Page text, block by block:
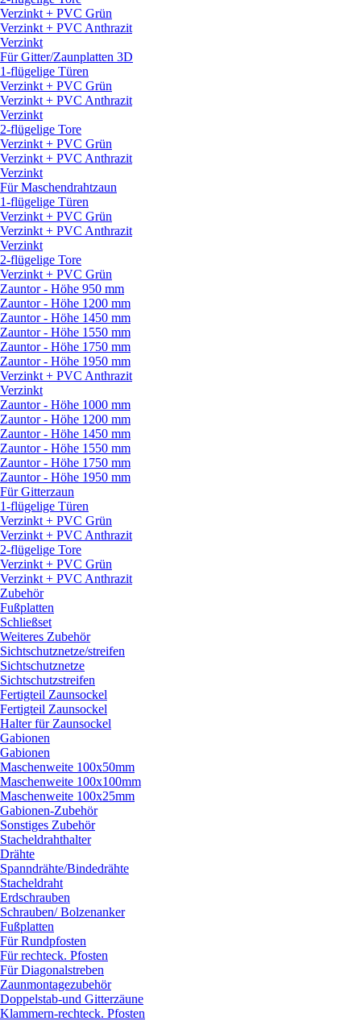
Verzinkt + PVC Grün
Verzinkt + PVC Anthrazit
Verzinkt
Für Gitter/Zaunplatten 3D
1-flügelige Türen
Verzinkt + PVC Grün
Verzinkt + PVC Anthrazit
Verzinkt
2-flügelige Tore
Verzinkt + PVC Grün
Verzinkt + PVC Anthrazit
Verzinkt
Für Maschendrahtzaun
1-flügelige Türen
Verzinkt + PVC Grün
Verzinkt + PVC Anthrazit
Verzinkt
2-flügelige Tore
Verzinkt + PVC Grün
Zauntor - Höhe 950 mm
Zauntor - Höhe 1200 mm
Zauntor - Höhe 1450 mm
Zauntor - Höhe 1550 mm
Zauntor - Höhe 1750 mm
Zauntor - Höhe 1950 mm
Verzinkt + PVC Anthrazit
Verzinkt
Zauntor - Höhe 1000 mm
Zauntor - Höhe 1200 mm
Zauntor - Höhe 1450 mm
Zauntor - Höhe 1550 mm
Zauntor - Höhe 1750 mm
Zauntor - Höhe 1950 mm
Für Gitterzaun
1-flügelige Türen
Verzinkt + PVC Grün
Verzinkt + PVC Anthrazit
2-flügelige Tore
Verzinkt + PVC Grün
Verzinkt + PVC Anthrazit
Zubehör
Fußplatten
Schließset
Weiteres Zubehör
Sichtschutznetze/streifen
Sichtschutznetze
Sichtschutzstreifen
Fertigteil Zaunsockel
Fertigteil Zaunsockel
Halter für Zaunsockel
Gabionen
Gabionen
Maschenweite 100x50mm
Maschenweite 100x100mm
Maschenweite 100x25mm
Gabionen-Zubehör
Sonstiges Zubehör
Stacheldrahthalter
Drähte
Spanndrähte/Bindedrähte
Stacheldraht
Erdschrauben
Schrauben/Bolzenanker
Fußplatten
Für Rundpfosten
Für rechteck. Pfosten
Für Diagonalstreben
Zaunmontagezubehör
Doppelstab-und Gitterzäune
Klammern-rechteck. Pfosten